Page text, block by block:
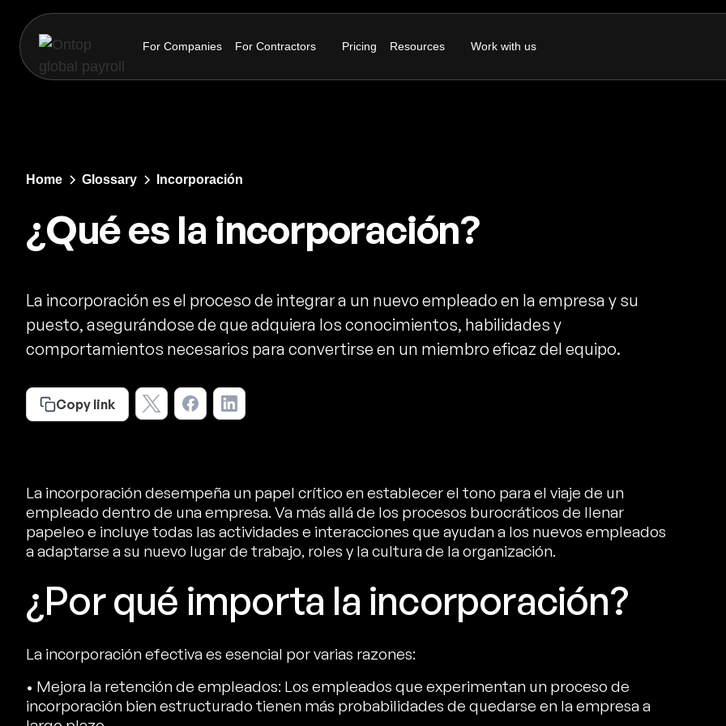
For Companies For Contractors Pricing Resources Work with us
Home Glossary Incorporación
¿Qué es la incorporación?
La incorporación es el proceso de integrar a un nuevo empleado en la empresa y su
puesto, asegurándose de que adquiera los conocimientos, habilidades y
comportamientos necesarios para convertirse en un miembro eficaz del equipo.
Copy link
La incorporación desempeña un papel crítico en establecer el tono para el viaje de un
empleado dentro de una empresa. Va más allá de los procesos burocráticos de llenar
papeleo e incluye todas las actividades e interacciones que ayudan a los nuevos empleados
a adaptarse a su nuevo lugar de trabajo, roles y la cultura de la organización.
¿Por qué importa la incorporación?
La incorporación efectiva es esencial por varias razones:
• Mejora la retención de empleados: Los empleados que experimentan un proceso de
incorporación bien estructurado tienen más probabilidades de quedarse en la empresa a